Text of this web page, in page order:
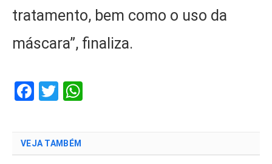
tratamento, bem como o uso da
máscara”, finaliza.
Facebook
Twitter
VEJA TAMBÉM